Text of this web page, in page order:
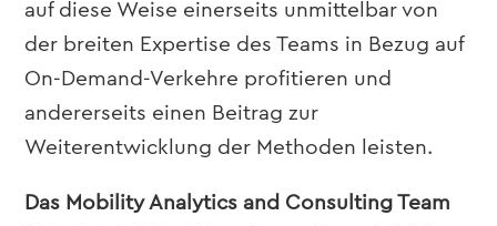
auf diese Weise einerseits unmittelbar von
der breiten Expertise des Teams in Bezug auf
On-Demand-Verkehre profitieren und
andererseits einen Beitrag zur
Weiterentwicklung der Methoden leisten.
Das Mobility Analytics and Consulting Team